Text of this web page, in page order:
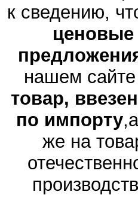
к сведению,
ценовые
нашем сайте
товар,
по импорту
же на